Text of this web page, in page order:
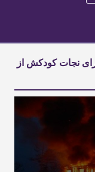
نجات کودکش از